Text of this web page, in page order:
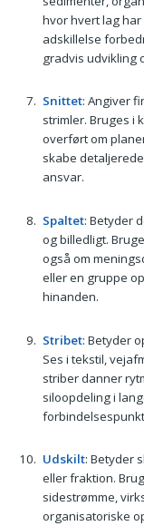
hvor hvert lag
adskillelse
gradvis udvikling
Snittet: Angiver
strimler. Bruges i
overført om
skabe
ansvar.
Spaltet: Betyder
og billedligt.
også om
eller en gruppe
hinanden.
Stribet: Betyder
Ses i tekstil,
striber danner
siloopdeling i
Udskilt: Betyder
eller fraktion.
sidestrømme,
organisatoriske